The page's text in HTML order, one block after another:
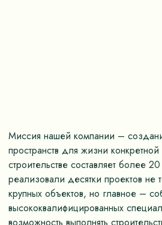
Миссия нашей компании –
пространств для жизни
строительстве составляет более
реализовали десятки проектов
крупных объектов, но главное –
высококвалифицированных